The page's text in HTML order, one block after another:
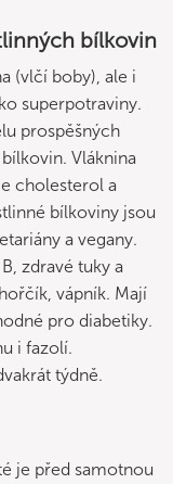
bílkovin
(vlčí boby), ale i
superpotraviny.
prospěšných
Vláknina
cholesterol a
bílkoviny jsou
a vegany.
zdravé tuky a
vápník. Mají
pro diabetiky.
i fazolí.
týdně.
je před samotnou